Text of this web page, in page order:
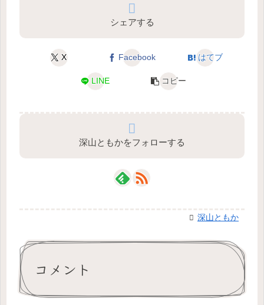
シェアする
X Facebook はてブ
LINE コピー
深山ともかをフォローする
深山ともか
コメント